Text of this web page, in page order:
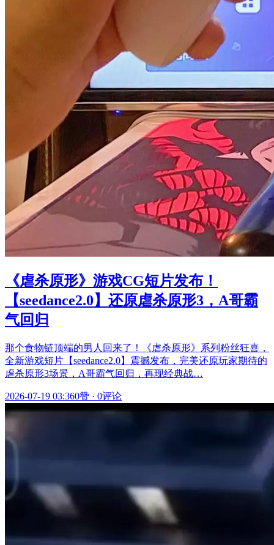
《虐杀原形》游戏CG短片发布！
【seedance2.0】还原虐杀原形3，A哥霸
气回归
那个食物链顶端的男人回来了！《虐杀原形》系列粉丝狂喜，
全新游戏短片【seedance2.0】震撼发布，完美还原玩家期待的
虐杀原形3场景，A哥霸气回归，再现经典战…
2026-07-19 03:360赞 · 0评论